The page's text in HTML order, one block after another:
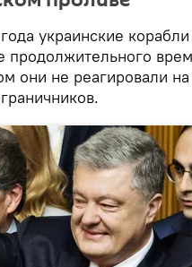
украинские
продолжительного
они не реагировали